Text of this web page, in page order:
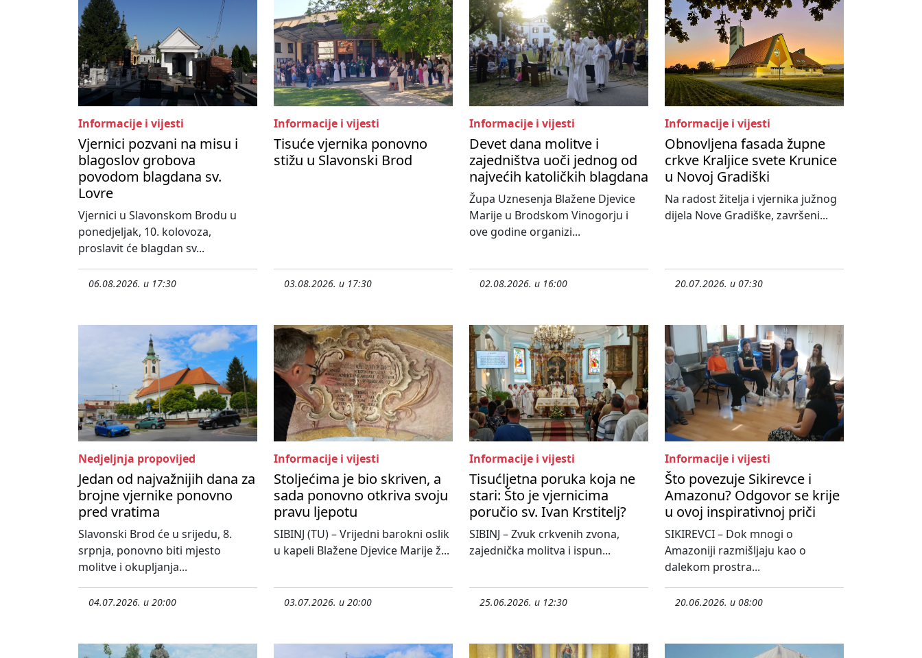
Informacije i vijesti
Vjernici pozvani na misu i
blagoslov grobova
povodom blagdana sv.
Lovre
Vjernici u Slavonskom Brodu u
ponedjeljak, 10. kolovoza,
proslavit će blagdan sv...
06.08.2026. u 17:30
Informacije i vijesti
Tisuće vjernika ponovno
stižu u Slavonski Brod
03.08.2026. u 17:30
Informacije i vijesti
Devet dana molitve i
zajedništva uoči jednog od
najvećih katoličkih blagdana
Župa Uznesenja Blažene Djevice
Marije u Brodskom Vinogorju i
ove godine organizi...
02.08.2026. u 16:00
Informacije i vijesti
Obnovljena fasada župne
crkve Kraljice svete Krunice
u Novoj Gradiški
Na radost žitelja i vjernika južnog
dijela Nove Gradiške, završeni...
20.07.2026. u 07:30
Nedjeljnja propovijed
Jedan od najvažnijih dana za
brojne vjernike ponovno
pred vratima
Slavonski Brod će u srijedu, 8.
srpnja, ponovno biti mjesto
molitve i okupljanja...
04.07.2026. u 20:00
Informacije i vijesti
Stoljećima je bio skriven, a
sada ponovno otkriva svoju
pravu ljepotu
SIBINJ (TU) – Vrijedni barokni oslik
u kapeli Blažene Djevice Marije ž...
03.07.2026. u 20:00
Informacije i vijesti
Tisućljetna poruka koja ne
stari: Što je vjernicima
poručio sv. Ivan Krstitelj?
SIBINJ – Zvuk crkvenih zvona,
zajednička molitva i ispun...
25.06.2026. u 12:30
Informacije i vijesti
Što povezuje Sikirevce i
Amazonu? Odgovor se krije
u ovoj inspirativnoj priči
SIKIREVCI – Dok mnogi o
Amazoniji razmišljaju kao o
dalekom prostra...
20.06.2026. u 08:00